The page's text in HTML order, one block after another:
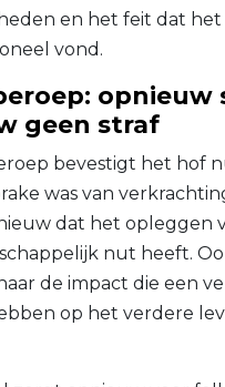
en het feit dat het
vond.
opnieuw
geen straf
bevestigt het hof
was van
dat het opleggen
nut heeft.
de impact die een
op het verdere